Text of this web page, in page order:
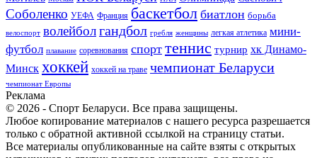
Соболенко УЕФА Франция баскетбол биатлон борьба
велоспорт волейболгандбол гребля женщины легкая атлетика мини-
футбол плавание соревнования спорт теннис турнир хк Динамо-
Минск хоккей хоккей на траве чемпионат Беларуси
чемпионат Европы
Реклама
© 2026 - Спорт Беларуси. Все права защищены.
Любое копирование материалов с нашего ресурса разрешается
только с обратной активной ссылкой на страницу статьи.
Все материалы опубликованные на сайте взяты с открытых